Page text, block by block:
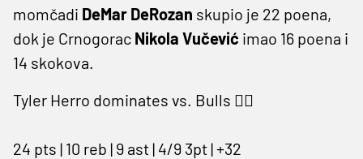
momčadi DeMar DeRozan skupio je 22 poena,
dok je Crnogorac Nikola Vučević imao 16 poena i
14 skokova.
Tyler Herro dominates vs. Bulls 🦸‍♂️
24 pts | 10 reb | 9 ast | 4/9 3pt | +32